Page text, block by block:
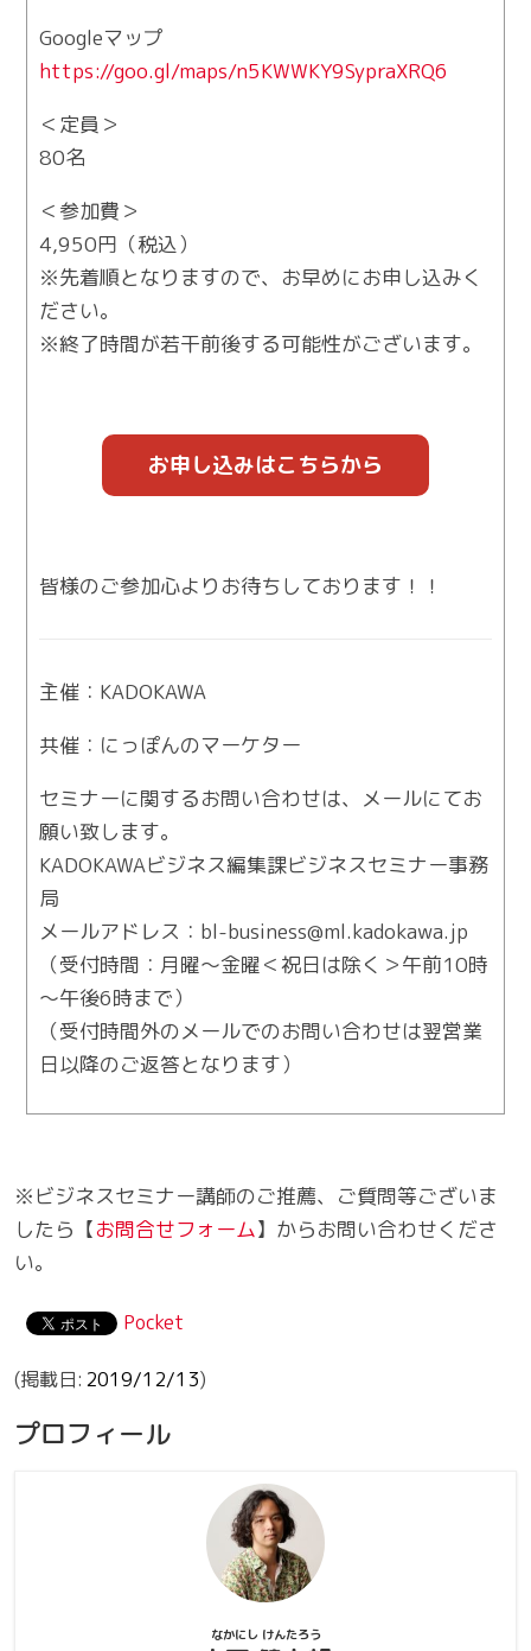
Googleマップ
https://goo.gl/maps/n5KWWKY9SypraXRQ6
＜定員＞
80名
＜参加費＞
4,950円（税込）
※先着順となりますので、お早めにお申し込みく
ださい。
※終了時間が若干前後する可能性がございます。
お申し込みはこちらから
皆様のご参加心よりお待ちしております！！
主催：KADOKAWA
共催：にっぽんのマーケター
セミナーに関するお問い合わせは、メールにてお
願い致します。
KADOKAWAビジネス編集課ビジネスセミナー事務
局
メールアドレス：bl-business@ml.kadokawa.jp
（受付時間：月曜～金曜＜祝日は除く＞午前10時
～午後6時まで）
（受付時間外のメールでのお問い合わせは翌営業
日以降のご返答となります）
※ビジネスセミナー講師のご推薦、ご質問等ございま
したら【お問合せフォーム】からお問い合わせくださ
い。
Pocket
2019/12/13
プロフィール
なかにし けんたろう